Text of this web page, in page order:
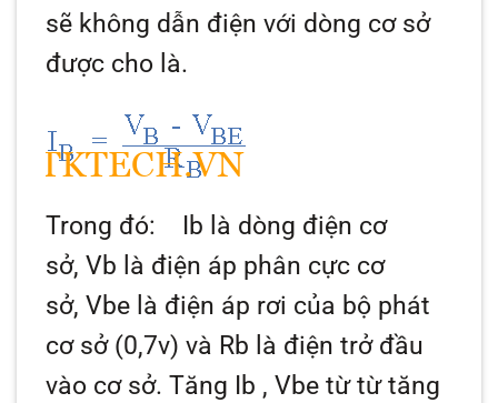
sẽ không dẫn điện với dòng cơ sở
được cho là.
Trong đó: Ib là dòng điện cơ
sở,Vb là điện áp phân cực cơ
sở,Vbe là điện áp rơi của bộ phát
cơ sở (0,7v) và Rb là điện trở đầu
vào cơ sở. Tăng Ib ,Vbe từ từ tăng